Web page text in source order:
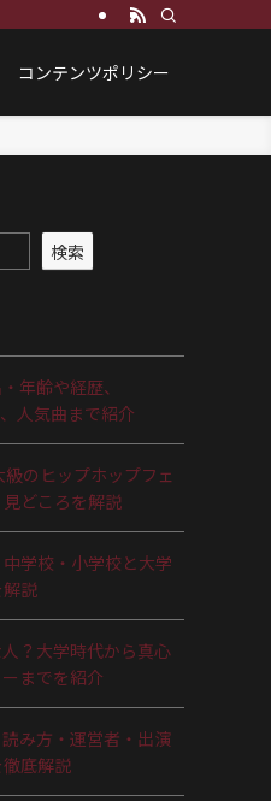
コンテンツポリシー
検索
年齢や経歴、
人気曲まで紹介
のヒップホップフェ
どころを解説
学校・小学校と大学
説
？大学時代から真心
までを紹介
み方・運営者・出演
底解説